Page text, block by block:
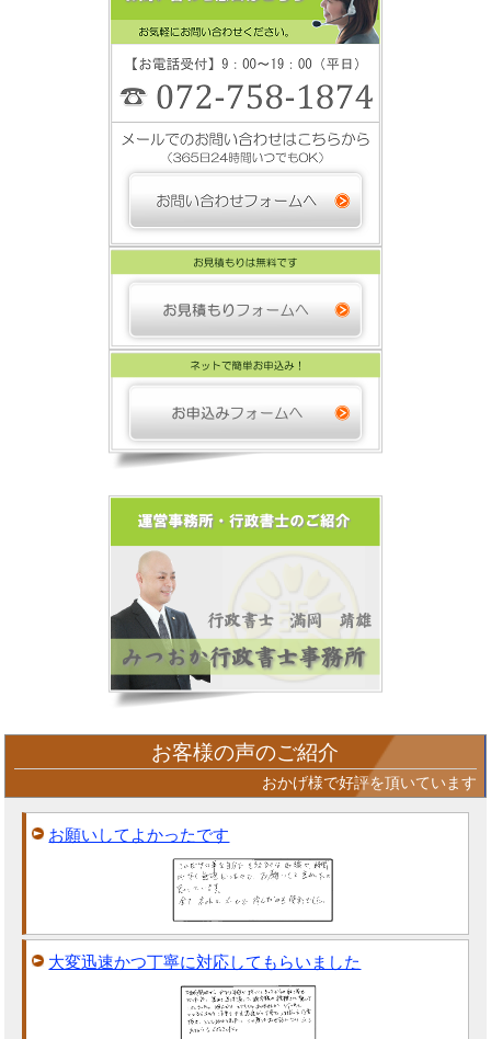
お客様の声のご紹介
おかげ様で好評を頂いています
お願いしてよかったです
大変迅速かつ丁寧に対応してもらいました